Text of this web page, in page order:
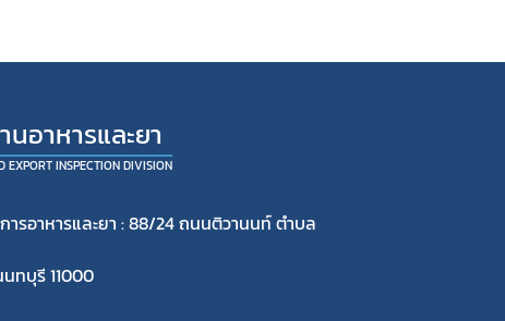
อาหารและยา
EXPORT INSPECTION DIVISION
รอาหารและยา : 88/24 ถนนติวานนท์ ตำบล
ทบุรี 11000